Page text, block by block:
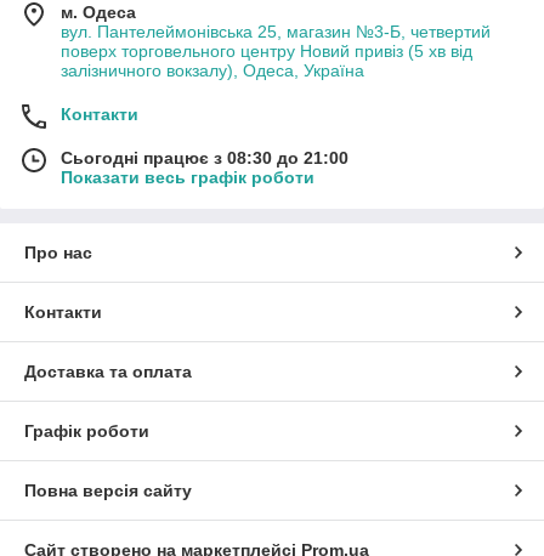
м. Одеса
вул. Пантелеймонівська 25, магазин №3-Б, четвертий
поверх торговельного центру Новий привіз (5 хв від
залізничного вокзалу), Одеса, Україна
Контакти
Сьогодні працює з 08:30 до 21:00
Показати весь графік роботи
Про нас
Контакти
Доставка та оплата
Графік роботи
Повна версія сайту
Сайт створено на маркетплейсі Prom.ua